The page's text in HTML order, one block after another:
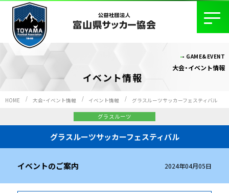
GAME&EVENT
大会・イベント情報
イベント情報
HOME 大会・イベント情報 イベント情報 グラスルーツサッカーフェスティバル
グラスルーツ
グラスルーツサッカーフェスティバル
イベントのご案内 2024年04月05日